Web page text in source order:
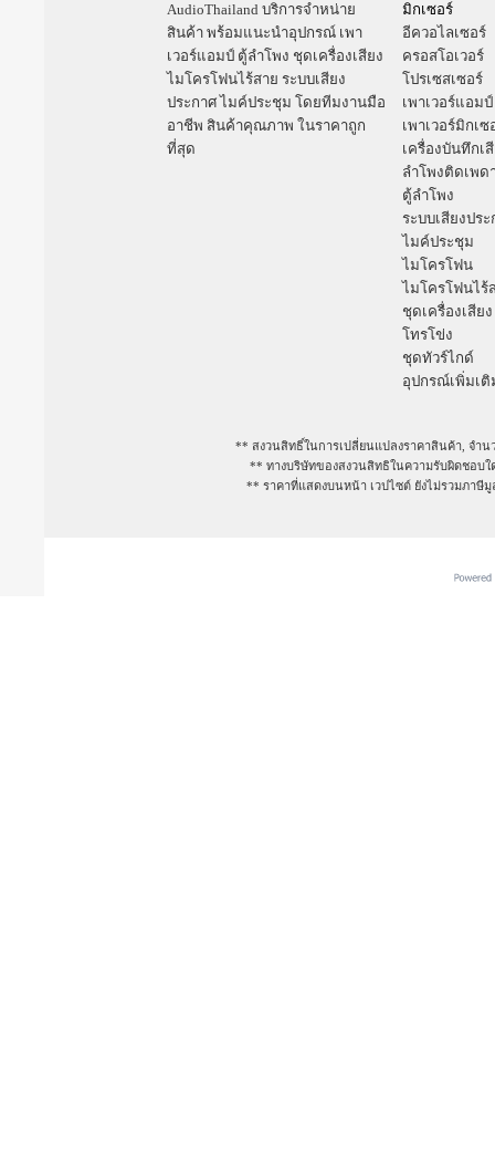
AudioThailand บริการจำหน่าย
สินค้า พร้อมแนะนำอุปกรณ์ เพา
เวอร์แอมป์ ตู้ลำโพง ชุดเครื่องเสียง
ไมโครโฟนไร้สาย ระบบเสียง
ประกาศ ไมค์ประชุม โดยทีมงานมือ
อาชีพ สินค้าคุณภาพ ในราคาถูก
ที่สุด
มิกเซอร์
อีควอไลเซอร์
ครอสโอเวอร์
โปรเซสเซอร์
เพาเวอร์แอมป์
เพาเวอร์มิกเซ
เครื่องบันทึกเ
ลำโพงติดเพด
ตู้ลำโพง
ระบบเสียงประ
ไมค์ประชุม
ไมโครโฟน
ไมโครโฟนไร้
ชุดเครื่องเสียง
โทรโข่ง
ชุดทัวร์ไกด์
อุปกรณ์เพิ่มเติ
** สงวนสิทธิ์ในการเปลี่ยนแปลงราคาสินค้า, จำน
** ทางบริษัทของสงวนสิทธิในความรับผิดชอบ
** ราคาที่แสดงบนหน้า เวปไซต์ ยังไม่รวมภาษี